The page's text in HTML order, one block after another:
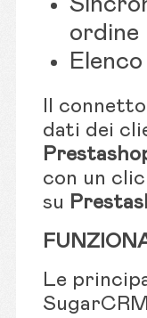
ordine
Il
dati dei
con un
su
Le